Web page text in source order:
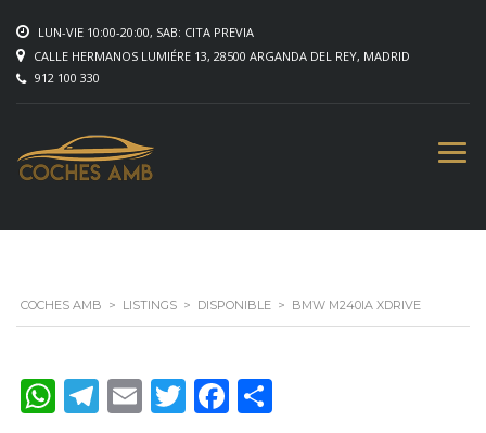
LUN-VIE 10:00-20:00, SAB: CITA PREVIA
CALLE HERMANOS LUMIÉRE 13, 28500 ARGANDA DEL REY, MADRID
912 100 330
COCHES AMB > LISTINGS > DISPONIBLE > BMW M240IA XDRIVE
WhatsApp
Telegram
EmailTwitterFacebook